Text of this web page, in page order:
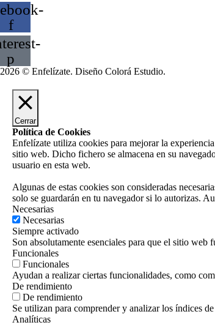
f
p
2026 © Enfelízate. Diseño Colorá Estudio.
Cerrar
Política de Cookies
Enfelízate utiliza cookies para mejorar la
sitio web. Dicho fichero se almacena en su
usuario en esta web.
Algunas de estas cookies son consideradas
solo se guardarán en tu navegador si lo autorizas.
Necesarias
Necesarias
Siempre activado
Son absolutamente esenciales para que el sitio
Funcionales
Funcionales
Ayudan a realizar ciertas funcionalidades, como
De rendimiento
De rendimiento
Se utilizan para comprender y analizar los índices
Analíticas